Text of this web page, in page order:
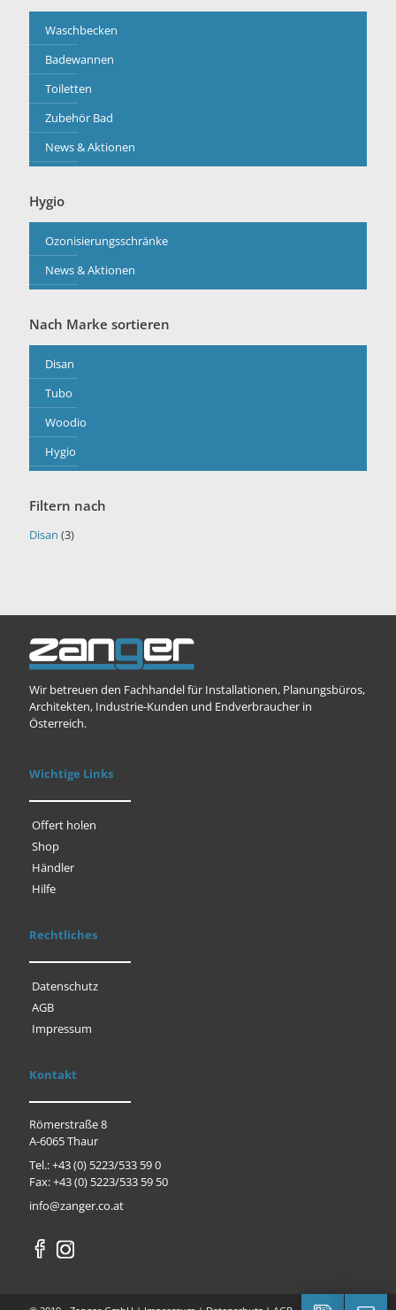
Waschbecken
Badewannen
Toiletten
Zubehör Bad
News & Aktionen
Hygio
Ozonisierungsschränke
News & Aktionen
Nach Marke sortieren
Disan
Tubo
Woodio
Hygio
Filtern nach
Disan (3)
Wir betreuen den Fachhandel für Installationen, Planungsbüros,
Architekten, Industrie-Kunden und Endverbraucher in
Österreich.
Wichtige Links
Offert holen
Shop
Händler
Hilfe
Rechtliches
Datenschutz
AGB
Impressum
Kontakt
Römerstraße 8
A-6065 Thaur
Tel.: +43 (0) 5223/533 59 0
Fax: +43 (0) 5223/533 59 50
info@zanger.co.at